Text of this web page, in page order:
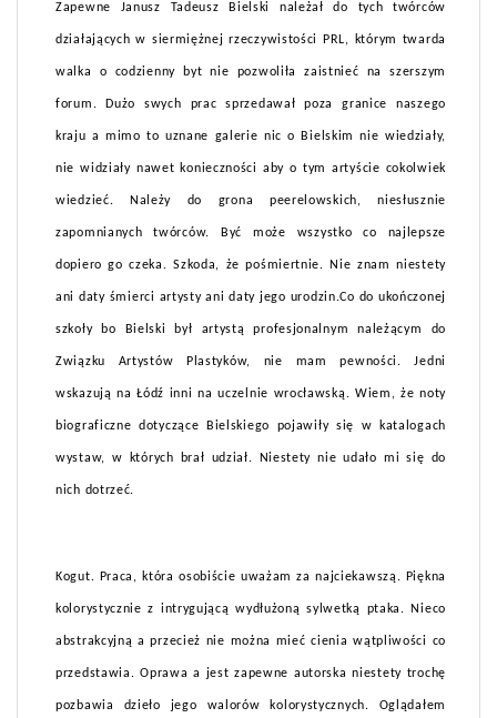
Zapewne Janusz Tadeusz Bielski należał do tych twórców
działających w siermiężnej rzeczywistości PRL, którym twarda
walka o codzienny byt nie pozwoliła zaistnieć na szerszym
forum. Dużo swych prac sprzedawał poza granice naszego
kraju a mimo to uznane galerie nic o Bielskim nie wiedziały,
nie widziały nawet konieczności aby o tym artyście cokolwiek
wiedzieć. Należy do grona peerelowskich, niesłusznie
zapomnianych twórców. Być może wszystko co najlepsze
dopiero go czeka. Szkoda, że pośmiertnie. Nie znam niestety
ani daty śmierci artysty ani daty jego urodzin.Co do ukończonej
szkoły bo Bielski był artystą profesjonalnym należącym do
Związku Artystów Plastyków, nie mam pewności. Jedni
wskazują na Łódź inni na uczelnie wrocławską. Wiem, że noty
biograficzne dotyczące Bielskiego pojawiły się w katalogach
wystaw, w których brał udział. Niestety nie udało mi się do
nich dotrzeć.
Kogut. Praca, która osobiście uważam za najciekawszą. Piękna
kolorystycznie z intrygującą wydłużoną sylwetką ptaka. Nieco
abstrakcyjną a przecież nie można mieć cienia wątpliwości co
przedstawia. Oprawa a jest zapewne autorska niestety trochę
pozbawia dzieło jego walorów kolorystycznych. Oglądałem